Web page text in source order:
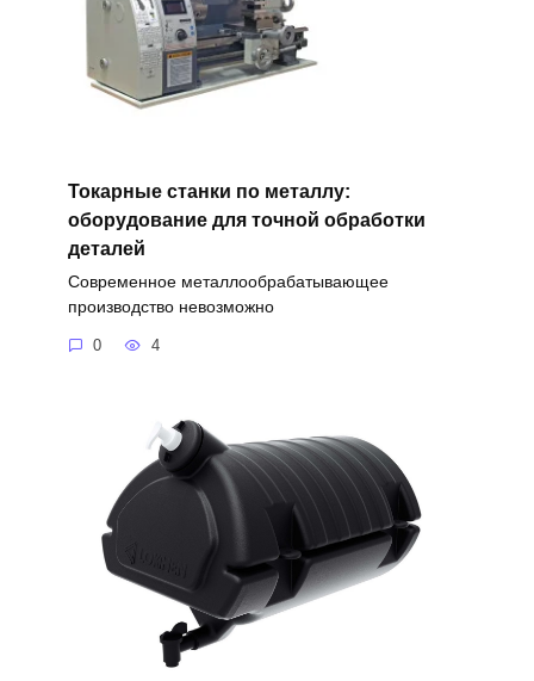
Токарные станки по металлу:
оборудование для точной обработки
деталей
Современное металлообрабатывающее
производство невозможно
0 4